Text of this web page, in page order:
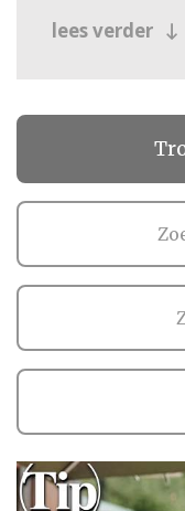
Het spreekt
Bijzondere
Heb je
meer dan je
of babs, helpt
jullie mee
persoonlijke
Om je op weg
overzicht van
omgeving!
lees verder